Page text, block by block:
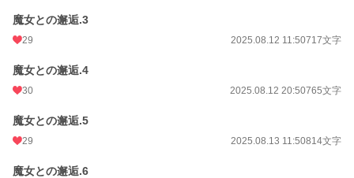
魔女との邂逅.3
29 2025.08.12 11:50717文字
魔女との邂逅.4
30 2025.08.12 20:50765文字
魔女との邂逅.5
29 2025.08.13 11:50814文字
魔女との邂逅.6